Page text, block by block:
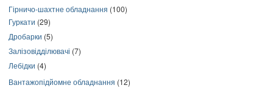
Гірничо-шахтне обладнання (100)
Гуркати (29)
Дробарки (5)
Залізовідділювачі (7)
Лебідки (4)
Вантажопідйомне обладнання (12)